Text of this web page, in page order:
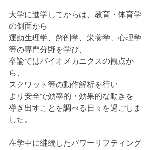
大学に進学してからは、教育・体育学
の側面から
運動生理学、解剖学、栄養学、心理学
等の専門分野を学び、
卒論ではバイオメカニクスの観点か
ら、
スクワット等の動作解析を行い
より安全で効率的・効果的な動きを
導き出すことを調べる日々を過ごしま
した。
在学中に継続したパワーリフティング